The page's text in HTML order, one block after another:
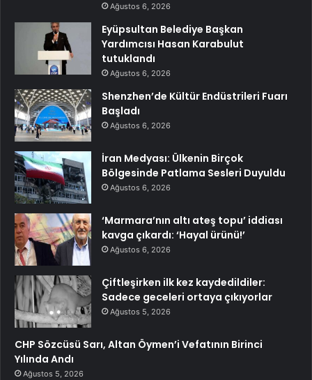
Ağustos 6, 2026
Eyüpsultan Belediye Başkan
Yardımcısı Hasan Karabulut
tutuklandı
Ağustos 6, 2026
Shenzhen’de Kültür Endüstrileri Fuarı
Başladı
Ağustos 6, 2026
İran Medyası: Ülkenin Birçok
Bölgesinde Patlama Sesleri Duyuldu
Ağustos 6, 2026
‘Marmara’nın altı ateş topu’ iddiası
kavga çıkardı: ‘Hayal ürünü!’
Ağustos 6, 2026
Çiftleşirken ilk kez kaydedildiler:
Sadece geceleri ortaya çıkıyorlar
Ağustos 5, 2026
CHP Sözcüsü Sarı, Altan Öymen’i Vefatının Birinci
Yılında Andı
Ağustos 5, 2026